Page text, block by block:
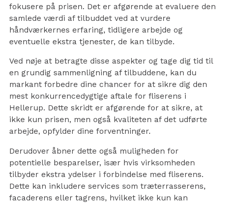
fokusere på prisen. Det er afgørende at evaluere den
samlede værdi af tilbuddet ved at vurdere
håndværkernes erfaring, tidligere arbejde og
eventuelle ekstra tjenester, de kan tilbyde.
Ved nøje at betragte disse aspekter og tage dig tid til
en grundig sammenligning af tilbuddene, kan du
markant forbedre dine chancer for at sikre dig den
mest konkurrencedygtige aftale for fliserens i
Hellerup. Dette skridt er afgørende for at sikre, at
ikke kun prisen, men også kvaliteten af det udførte
arbejde, opfylder dine forventninger.
Derudover åbner dette også muligheden for
potentielle besparelser, især hvis virksomheden
tilbyder ekstra ydelser i forbindelse med fliserens.
Dette kan inkludere services som træterrasserens,
facaderens eller tagrens, hvilket ikke kun kan